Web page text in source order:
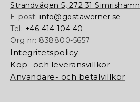
Strandvägen 5, 272 31 Simrishamn
E-post: info@gostawerner.se
Tel: +46 414 104 40
Org nr: 838800-5657
Integritetspolicy
Köp- och leveransvillkor
Användare- och betalvillkor